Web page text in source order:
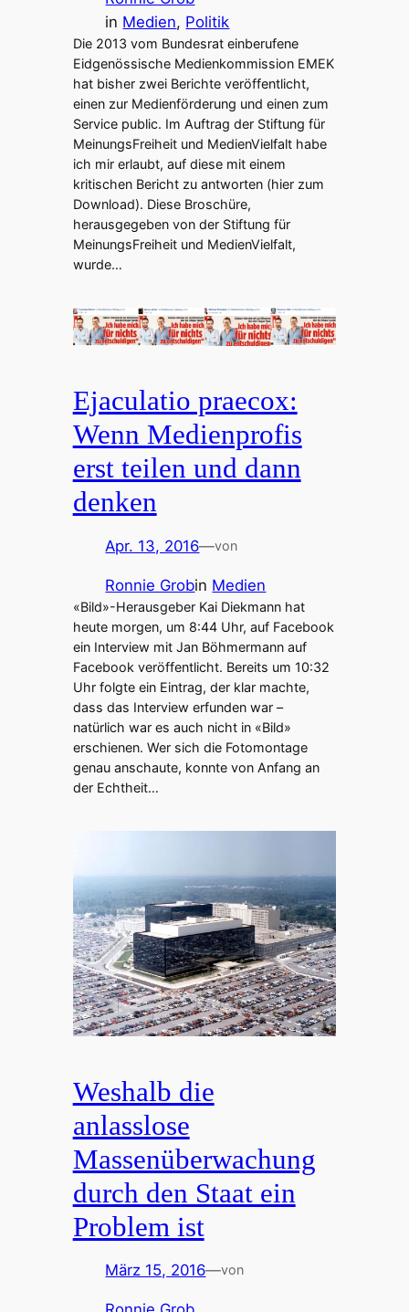
in Medien, Politik
Die 2013 vom Bundesrat einberufene
Eidgenössische Medienkommission EMEK
hat bisher zwei Berichte veröffentlicht,
einen zur Medienförderung und einen zum
Service public. Im Auftrag der Stiftung für
MeinungsFreiheit und MedienVielfalt habe
ich mir erlaubt, auf diese mit einem
kritischen Bericht zu antworten (hier zum
Download). Diese Broschüre,
herausgegeben von der Stiftung für
MeinungsFreiheit und MedienVielfalt,
wurde…
Ejaculatio praecox:
Wenn Medienprofis
erst teilen und dann
denken
Apr. 13, 2016—von
Ronnie Grobin Medien
«Bild»-Herausgeber Kai Diekmann hat
heute morgen, um 8:44 Uhr, auf Facebook
ein Interview mit Jan Böhmermann auf
Facebook veröffentlicht. Bereits um 10:32
Uhr folgte ein Eintrag, der klar machte,
dass das Interview erfunden war –
natürlich war es auch nicht in «Bild»
erschienen. Wer sich die Fotomontage
genau anschaute, konnte von Anfang an
der Echtheit…
Weshalb die
anlasslose
Massenüberwachung
durch den Staat ein
Problem ist
März 15, 2016—von